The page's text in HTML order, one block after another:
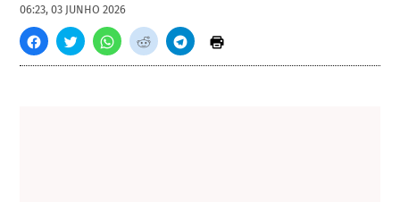
06:23, 03 JUNHO 2026